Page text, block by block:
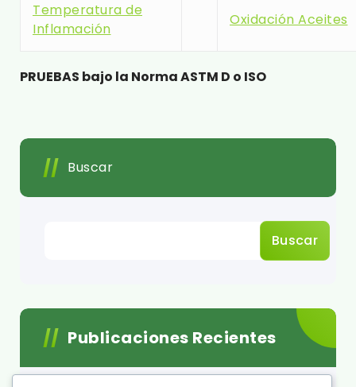
Temperatura de
Inflamación
Oxidación Aceites
PRUEBAS bajo la Norma ASTM D o ISO
Buscar
Buscar
Publicaciones Recientes